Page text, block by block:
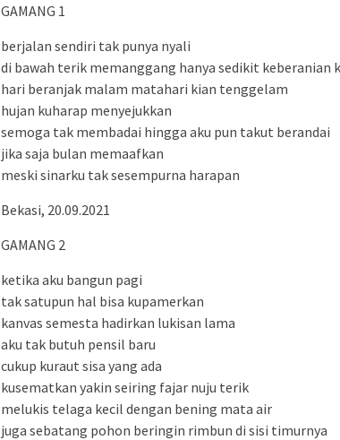
GAMANG 1
berjalan sendiri tak punya nyali
di bawah terik memanggang hanya sedikit keberanian
hari beranjak malam matahari kian tenggelam
hujan kuharap menyejukkan
semoga tak membadai hingga aku pun takut berandai
jika saja bulan memaafkan
meski sinarku tak sesempurna harapan
Bekasi, 20.09.2021
GAMANG 2
ketika aku bangun pagi
tak satupun hal bisa kupamerkan
kanvas semesta hadirkan lukisan lama
aku tak butuh pensil baru
cukup kuraut sisa yang ada
kusematkan yakin seiring fajar nuju terik
melukis telaga kecil dengan bening mata air
juga sebatang pohon beringin rimbun di sisi timurnya